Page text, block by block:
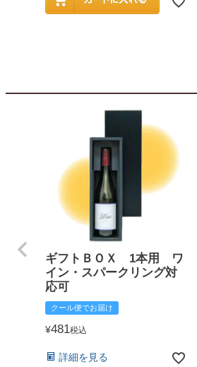
ギフトＢＯＸ 1本用 ワ
イン・スパークリング対
応可
クール便でお届け
¥481税込
詳細を見る